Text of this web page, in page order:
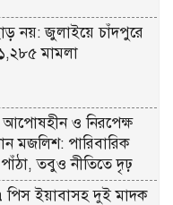
নয়: জুলাইয়ে চাঁদপুরে
মামলা
আপোষহীন ও নিরপেক্ষ
মজলিশ: পারিবারিক
তবুও নীতিতে দৃঢ়
ইয়াবাসহ দুই মাদক